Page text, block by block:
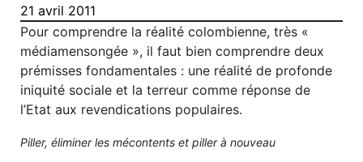
21 avril 2011
Pour comprendre la réalité colombienne, très «
médiamensongée », il faut bien comprendre deux
prémisses fondamentales : une réalité de profonde
iniquité sociale et la terreur comme réponse de
l’Etat aux revendications populaires.
Piller, éliminer les mécontents et piller à nouveau